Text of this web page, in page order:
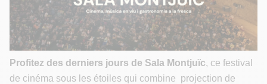
Profitez des derniers jours de Sala Montjuïc, ce festival
de cinéma sous les étoiles qui combine projection de